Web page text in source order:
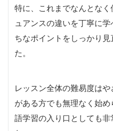
特に、これまでなんとな
ュアンスの違いを丁寧に
ちなポイントをしっかり
た。
レッスン全体の難易度は
がある方でも無理なく始
語学習の入り口としても